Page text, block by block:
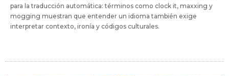
para la traducción automática: términos como clock it, maxxing y
mogging muestran que entender un idioma también exige
interpretar contexto, ironía y códigos culturales.